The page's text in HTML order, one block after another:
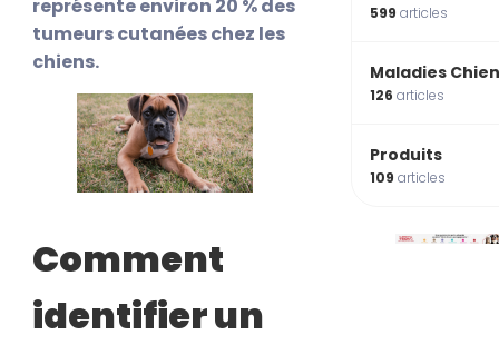
représente environ 20 % des
tumeurs cutanées chez les
chiens.
Comment
identifier un
599articles
Maladies
126articles
Produits
109articles